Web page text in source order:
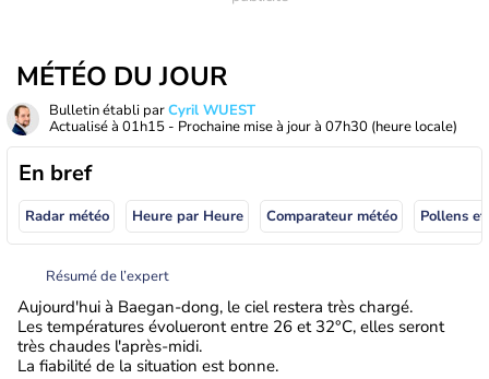
MÉTÉO DU JOUR
Bulletin établi parCyril WUEST
Actualisé à 01h15 - Prochaine mise à jour à 07h30 (heure locale)
En bref
Radar météo Heure par Heure Comparateur météo Pollens
Résumé de l’expert
Aujourd'hui à Baegan-dong, le ciel restera très chargé.
Les températures évolueront entre 26 et 32°C, elles seront
très chaudes l'après-midi.
La fiabilité de la situation est bonne.